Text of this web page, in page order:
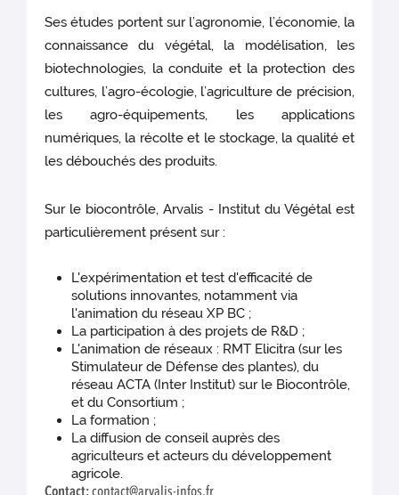
Ses études portent sur l’agronomie, l’économie, la
connaissance du végétal, la modélisation, les
biotechnologies, la conduite et la protection des
cultures, l’agro-écologie, l’agriculture de précision,
les agro-équipements, les applications
numériques, la récolte et le stockage, la qualité et
les débouchés des produits.
Sur le biocontrôle, Arvalis - Institut du Végétal est
particulièrement présent sur :
L'expérimentation et test d'efficacité de
solutions innovantes, notamment via
l'animation du réseau XP BC ;
La participation à des projets de R&D ;
L'animation de réseaux : RMT Elicitra (sur les
Stimulateur de Défense des plantes), du
réseau ACTA (Inter Institut) sur le Biocontrôle,
et du Consortium ;
La formation ;
La diffusion de conseil auprès des
agriculteurs et acteurs du développement
agricole.